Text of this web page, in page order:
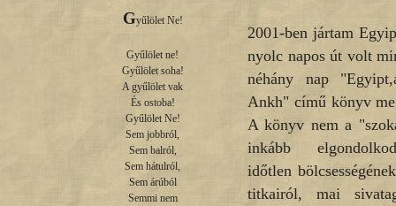
Gyűlölet Ne!
Gyűlölet ne!
Gyűlölet soha!
A gyűlölet vak
És ostoba!
Gyűlölet Ne!
Sem jobbról,
Sem balról,
Sem hátulról,
Sem árúból
Semmi nem
2001-ben jártam
nyolc napos út volt
néhány nap
Ankh" című könyv
A könyv nem a
inkább
időtlen
titkairól, mai